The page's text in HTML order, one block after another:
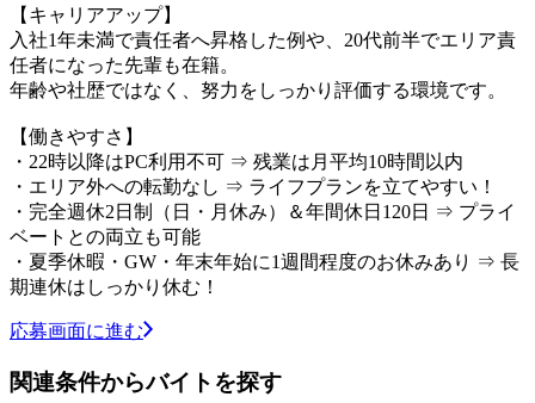
【キャリアアップ】
入社1年未満で責任者へ昇格した例や、20代前半でエリア責
任者になった先輩も在籍。
年齢や社歴ではなく、努力をしっかり評価する環境です。
【働きやすさ】
・22時以降はPC利用不可 ⇒ 残業は月平均10時間以内
・エリア外への転勤なし ⇒ ライフプランを立てやすい！
・完全週休2日制（日・月休み）＆年間休日120日 ⇒ プライ
ベートとの両立も可能
・夏季休暇・GW・年末年始に1週間程度のお休みあり ⇒ 長
期連休はしっかり休む！
応募画面に進む
関連条件からバイトを探す